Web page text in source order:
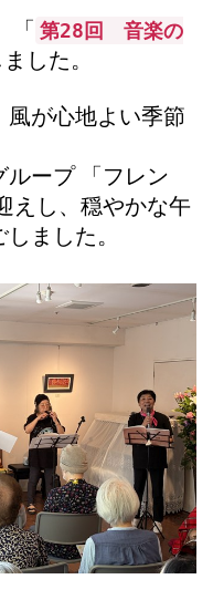
「 第28回 音楽の
した。
が心地よい季節
ープ 「フレン
えし、穏やかな午
ました。